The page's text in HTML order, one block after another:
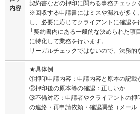
内容
契約書などの押印に関わる事務チェック
※回収する申請書にはミスや漏れが多く
し、必要に応じてクライアントに確認を
└契約書内にある一般的な決められた項
に特化して業務を行います。
リーガルチェックではないので、法務的
★具体例
①押印申請内容：申請内容と原本の記載
②押印後の原本等の確認：正しいか
③不備対応：申請者やクライアントの押
の連絡・再申請依頼・確認調整（メール